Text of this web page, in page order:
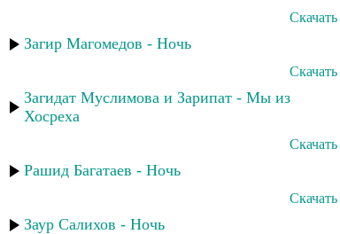
Скачать
Загир Магомедов - Ночь
Скачать
Загидат Муслимова и Зарипат - Мы из
Хосреха
Скачать
Рашид Багатаев - Ночь
Скачать
Заур Салихов - Ночь